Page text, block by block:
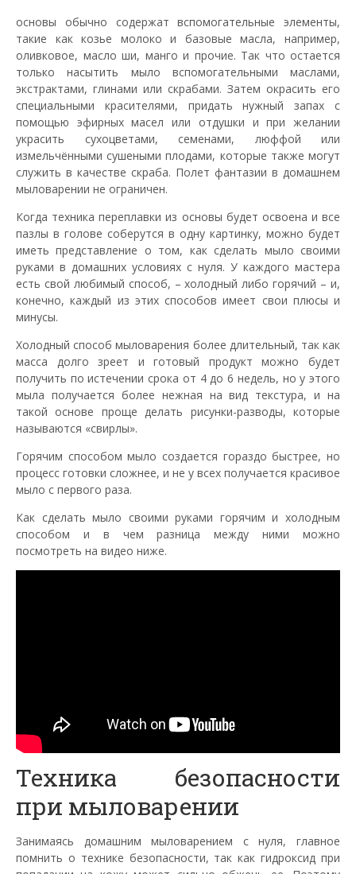
основы обычно содержат вспомогательные элементы,
такие как козье молоко и базовые масла, например,
оливковое, масло ши, манго и прочие. Так что остается
только насытить мыло вспомогательными маслами,
экстрактами, глинами или скрабами. Затем окрасить его
специальными красителями, придать нужный запах с
помощью эфирных масел или отдушки и при желании
украсить сухоцветами, семенами, люффой или
измельчёнными сушеными плодами, которые также могут
служить в качестве скраба. Полет фантазии в домашнем
мыловарении не ограничен.
Когда техника переплавки из основы будет освоена и все
пазлы в голове соберутся в одну картинку, можно будет
иметь представление о том, как сделать мыло своими
руками в домашних условиях с нуля. У каждого мастера
есть свой любимый способ, – холодный либо горячий – и,
конечно, каждый из этих способов имеет свои плюсы и
минусы.
Холодный способ мыловарения более длительный, так как
масса долго зреет и готовый продукт можно будет
получить по истечении срока от 4 до 6 недель, но у этого
мыла получается более нежная на вид текстура, и на
такой основе проще делать рисунки-разводы, которые
называются «свирлы».
Горячим способом мыло создается гораздо быстрее, но
процесс готовки сложнее, и не у всех получается красивое
мыло с первого раза.
Как сделать мыло своими руками горячим и холодным
способом и в чем разница между ними можно
посмотреть на видео ниже.
Техника безопасности
при мыловарении
Занимаясь домашним мыловарением с нуля, главное
помнить о технике безопасности, так как гидроксид при